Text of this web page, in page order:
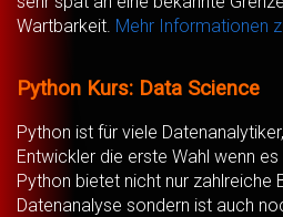
Wartbarkeit. Mehr Informationen
Python Kurs: Data Science
Python ist für viele
Entwickler die erste Wahl wenn
Python bietet nicht nur zahlreiche
Datenanalyse sondern ist auch